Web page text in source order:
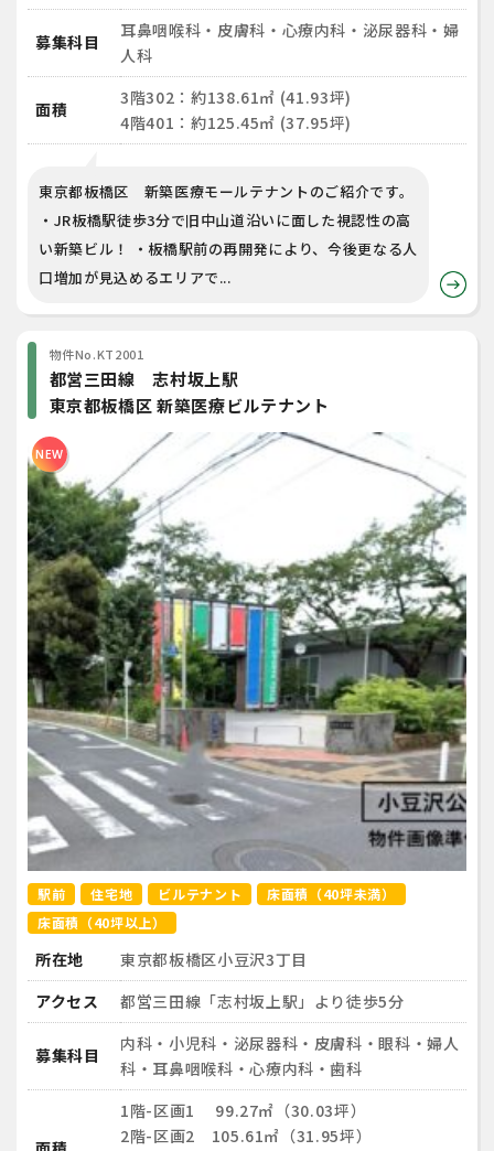
募集科目
耳鼻咽喉科・皮膚科・心療内科・泌尿器科・婦
人科
面積
3階302：約138.61㎡ (41.93坪)
4階401：約125.45㎡ (37.95坪)
東京都板橋区 新築医療モールテナントのご紹介です。
・JR板橋駅徒歩3分で旧中山道沿いに面した視認性の高
い新築ビル！ ・板橋駅前の再開発により、今後更なる人
口増加が見込めるエリアで...
物件No.KT2001
都営三田線 志村坂上駅
東京都板橋区 新築医療ビルテナント
NEW
駅前 住宅地 ビルテナント
床面積（40坪未満）
床面積（40坪以上）
所在地
東京都板橋区小豆沢3丁目
アクセス
都営三田線「志村坂上駅」より徒歩5分
募集科目
内科・小児科・泌尿器科・皮膚科・眼科・婦人
科・耳鼻咽喉科・心療内科・歯科
1階-区画1 99.27㎡（30.03坪）
2階-区画2 105.61㎡（31.95坪）